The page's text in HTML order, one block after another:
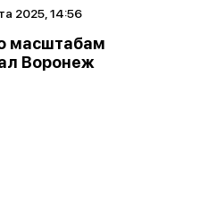
2025, 14:56
масштабам
Воронеж